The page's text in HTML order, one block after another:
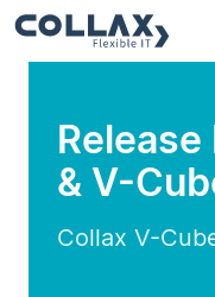
& V-
Collax V-